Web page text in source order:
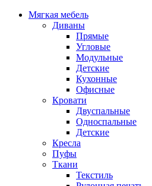
Мягкая мебель
Диваны
Прямые
Угловые
Модульные
Детские
Кухонные
Офисные
Кровати
Двуспальные
Односпальные
Детские
Кресла
Пуфы
Ткани
Текстиль